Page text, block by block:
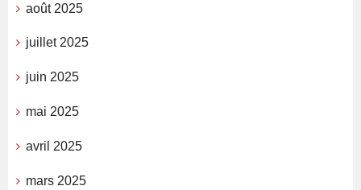
août 2025
juillet 2025
juin 2025
mai 2025
avril 2025
mars 2025